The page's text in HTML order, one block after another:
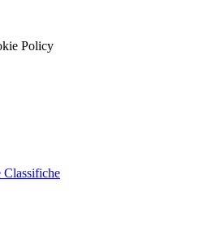
Policy
Classifiche